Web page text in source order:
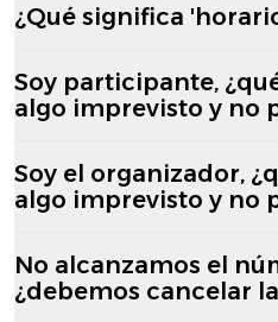
¿Qué significa
Soy participante,
algo imprevisto y no
Soy el organizador,
algo imprevisto y no
No alcanzamos el
¿debemos cancelar